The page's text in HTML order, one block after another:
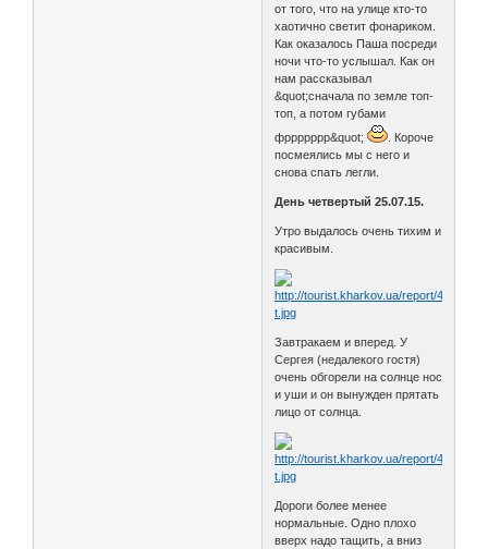
от того, что на улице кто-то
хаотично светит фонариком.
Как оказалось Паша посреди
ночи что-то услышал. Как он
нам рассказывал
&quot;сначала по земле топ-
топ, а потом губами
фррррррр&quot;
. Короче
посмеялись мы с него и
снова спать легли.
День четвертый 25.07.15.
Утро выдалось очень тихим и
красивым.
Завтракаем и вперед. У
Сергея (недалекого гостя)
очень обгорели на солнце нос
и уши и он вынужден прятать
лицо от солнца.
Дороги более менее
нормальные. Одно плохо
вверх надо тащить, а вниз